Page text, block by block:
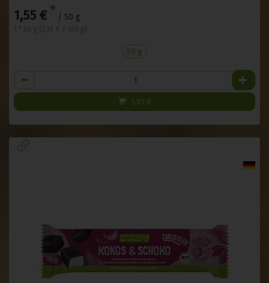
1,55 € * / 50 g
50 g
Anzahl
1,55 €